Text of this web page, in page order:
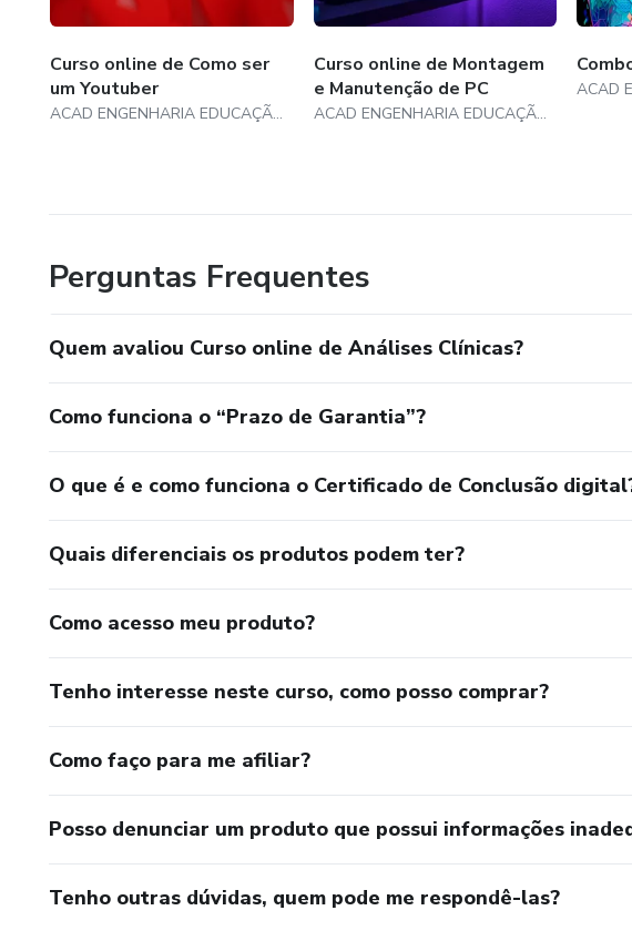
Imunoglobolinas
Urinálise Parte 2
Urinalise Atlas
Parasitologia Clínica
Parasitologia - Clínica - Parte III
Hematologia Clínica - Série Vermelha
Hematologia Clínica - Série Branca
Hematologia Clínica - Bactérias
Curso online de Como ser
um Youtuber
ACAD ENGENHARIA EDUCAÇÃO PROFISSIONAL
Curso online de Montagem
e Manutenção de PC
ACAD ENGENHARIA EDUCAÇÃO PROFISSIONAL
Perguntas Frequentes
Quem avaliou Curso online de Análises Clínicas?
Como funciona o “Prazo de Garantia”?
O que é e como funciona o Certificado de Conclusão
Quais diferenciais os produtos podem ter?
Como acesso meu produto?
Tenho interesse neste curso, como posso comprar?
Como faço para me afiliar?
Posso denunciar um produto que possui informações
Tenho outras dúvidas, quem pode me respondê-las?